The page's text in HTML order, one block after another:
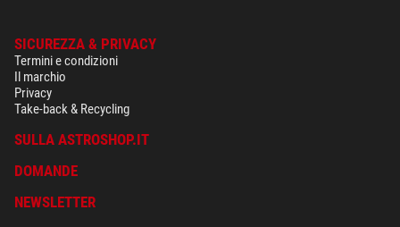
SICUREZZA & PRIVACY
Termini e condizioni
Il marchio
Privacy
Take-back & Recycling
SULLA ASTROSHOP.IT
DOMANDE
NEWSLETTER